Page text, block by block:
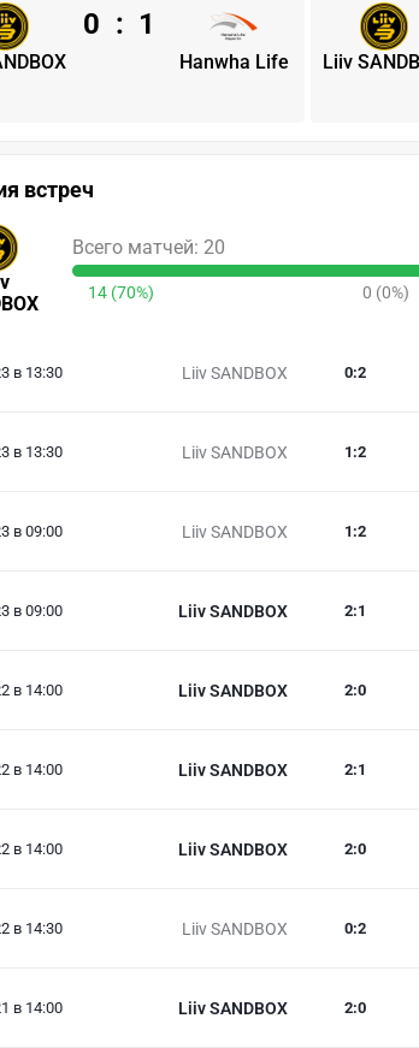
Hanwha Life
0 : 1
Liiv
встреч
Всего матчей: 20
14 (70%) 0 (0%)
в 13:30 Liiv SANDBOX 0:2
в 13:30 Liiv SANDBOX 1 :2
в 09:00 Liiv SANDBOX 1 :2
в 09:00 Liiv SANDBOX 2:1
в 14:00 Liiv SANDBOX 2:0
в 14:00 Liiv SANDBOX 2:1
в 14:00 Liiv SANDBOX 2:0
в 14:30 Liiv SANDBOX 0:2
в 14:00 Liiv SANDBOX 2:0